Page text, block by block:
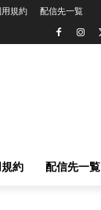
規約 配信先一覧
約 配信先一覧